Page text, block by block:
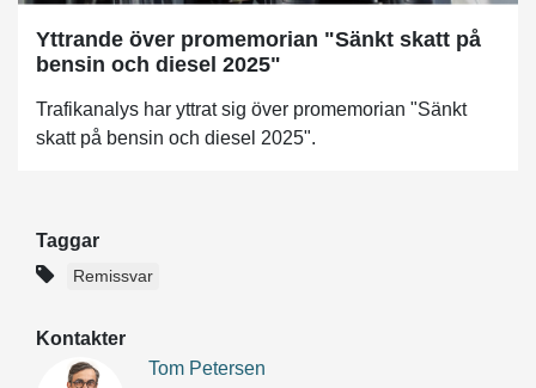
Yttrande över promemorian "Sänkt skatt på
bensin och diesel 2025"
Trafikanalys har yttrat sig över promemorian "Sänkt
skatt på bensin och diesel 2025".
Taggar
Remissvar
Kontakter
Tom Petersen